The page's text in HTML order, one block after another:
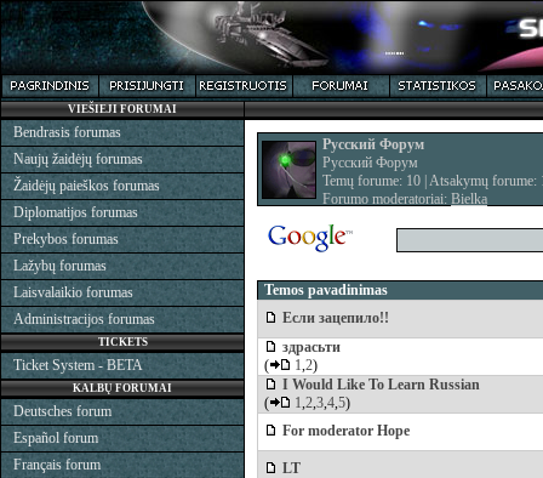
Русский Форум
Русский Форум
Temų forume: 10 | Atsakymų forume:
Forumo moderatoriai: Bielka
Temos pavadinimas
Если зацепило!!
здрасьти
(
1,2)
I Would Like To Learn Russian
(
1,2,3,4,5)
For moderator Hope
LT
VIEŠIEJI FORUMAI
Bendrasis forumas
Naujų žaidėjų forumas
Žaidėjų paieškos forumas
Diplomatijos forumas
Prekybos forumas
Lažybų forumas
Laisvalaikio forumas
Administracijos forumas
TICKETS
Ticket System - BETA
KALBŲ FORUMAI
Deutsches forum
Español forum
Français forum